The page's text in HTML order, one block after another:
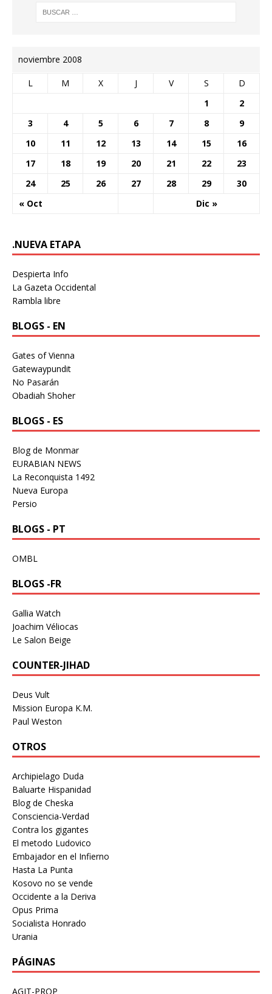
noviembre 2008
L M X J V S D
« Oct Dic »
1
2
3
4 5 6 7 8
9
10
11 12 13 14 15
16
17
18 19 20 21 22
23
24
25 26 27 28 29 30
.NUEVA ETAPA
Despierta Info
La Gazeta Occidental
Rambla libre
BLOGS - EN
Gates of Vienna
Gatewaypundit
No Pasarán
Obadiah Shoher
BLOGS - ES
Blog de Monmar
EURABIAN NEWS
La Reconquista 1492
Nueva Europa
Persio
BLOGS - PT
OMBL
BLOGS -FR
Gallia Watch
Joachim Véliocas
Le Salon Beige
COUNTER-JIHAD
Deus Vult
Mission Europa K.M.
Paul Weston
OTROS
Archipielago Duda
Baluarte Hispanidad
Blog de Cheska
Consciencia-Verdad
Contra los gigantes
El metodo Ludovico
Embajador en el Infierno
Hasta La Punta
Kosovo no se vende
Occidente a la Deriva
Opus Prima
Socialista Honrado
Urania
PÁGINAS
AGIT-PROP